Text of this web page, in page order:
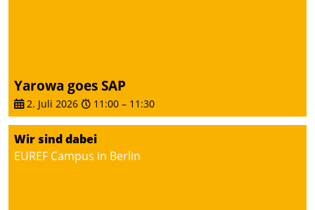
Yarowa goes SAP
2. Juli 2026 11:00 – 11:30
Wir sind dabei
EUREF Campus in Berlin